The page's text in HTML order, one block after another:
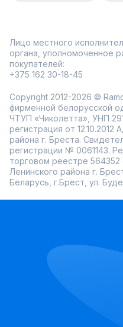
Лицо местного
органа, уполномоченное
покупателей:
+375 162 30-18-45
Copyright 2012-2026 ©
фирменной белорусской
ЧТУП «Чиколетта», УНП
регистрация от 12.10.2012
района г. Бреста.
регистрации № 0061143.
торговом реестре 564352
Ленинского района г.
Беларусь, г.Брест, ул.